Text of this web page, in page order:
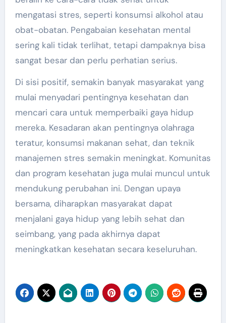
mengatasi stres, seperti konsumsi alkohol atau
obat-obatan. Pengabaian kesehatan mental
sering kali tidak terlihat, tetapi dampaknya bisa
sangat besar dan perlu perhatian serius.
Di sisi positif, semakin banyak masyarakat yang
mulai menyadari pentingnya kesehatan dan
mencari cara untuk memperbaiki gaya hidup
mereka. Kesadaran akan pentingnya olahraga
teratur, konsumsi makanan sehat, dan teknik
manajemen stres semakin meningkat. Komunitas
dan program kesehatan juga mulai muncul untuk
mendukung perubahan ini. Dengan upaya
bersama, diharapkan masyarakat dapat
menjalani gaya hidup yang lebih sehat dan
seimbang, yang pada akhirnya dapat
meningkatkan kesehatan secara keseluruhan.